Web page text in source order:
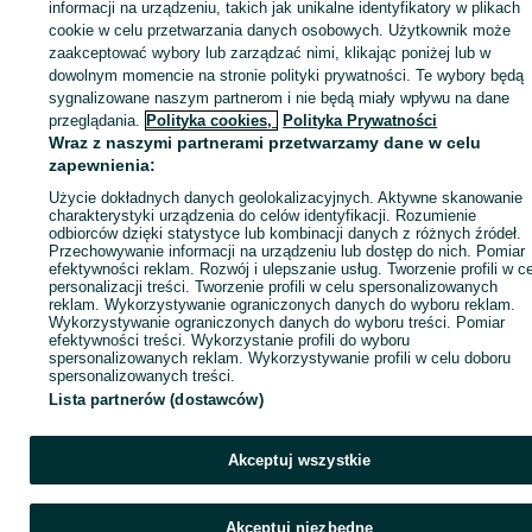
KATEGORIA
ID:764191325 Wyświetlenia:
Zadzwoń / SMS
informacji na urządzeniu, takich jak unikalne identyfikatory w plikach
cookie w celu przetwarzania danych osobowych. Użytkownik może
zaakceptować wybory lub zarządzać nimi, klikając poniżej lub w
dowolnym momencie na stronie polityki prywatności. Te wybory będą
sygnalizowane naszym partnerom i nie będą miały wpływu na dane
przeglądania. Polityka cookies, Polityka Prywatności
Wraz z naszymi partnerami przetwarzamy dane w celu
zapewnienia:
Użycie dokładnych danych geolokalizacyjnych. Aktywne skanowanie
charakterystyki urządzenia do celów identyfikacji. Rozumienie
odbiorców dzięki statystyce lub kombinacji danych z różnych źródeł.
Przechowywanie informacji na urządzeniu lub dostęp do nich. Pomiar
efektywności reklam. Rozwój i ulepszanie usług. Tworzenie profili w
personalizacji treści. Tworzenie profili w celu spersonalizowanych
reklam. Wykorzystywanie ograniczonych danych do wyboru reklam.
Wykorzystywanie ograniczonych danych do wyboru treści. Pomiar
efektywności treści. Wykorzystanie profili do wyboru
spersonalizowanych reklam. Wykorzystywanie profili w celu doboru
spersonalizowanych treści.
Lista partnerów (dostawców)
Akceptuj wszystkie
Akceptuj niezbędne